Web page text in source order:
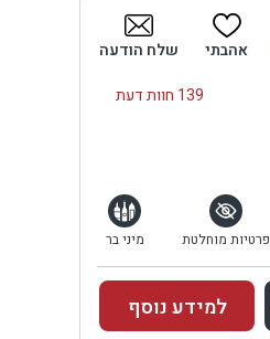
139 חוות דעת
אהבתי שלח הודעה
פרטיות מוחלטת מיני בר
למידע נוסף